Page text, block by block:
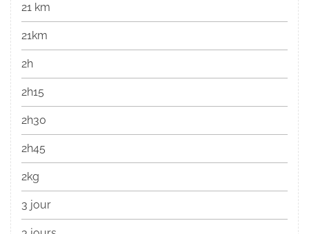
21 km
21km
2h
2h15
2h30
2h45
2kg
3 jour